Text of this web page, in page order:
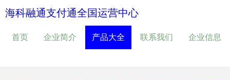
海科融通支付通全国运营中心
首页 企业简介 产品大全 联系我们 企业信息